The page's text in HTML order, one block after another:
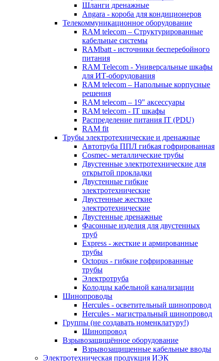
Шланги дренажные
Angara - короба для кондиционеров
Телекоммуникационное оборудование
RAM telecom – Структурированные
кабельные системы
RAMbatt - источники бесперебойного
питания
RAM Telecom - Универсальные шкафы
для ИТ-оборудования
RAM telecom – Напольные корпусные
решения
RAM telecom – 19" аксессуары
RAM telecom - IT шкафы
Распределение питания IT (PDU)
RAM fit
Трубы электротехнические и дренажные
Автотруба ППЛ гибкая гофрированная
Cosmec- металлические трубы
Двустенные электротехнические для
открытой прокладки
Двустенные гибкие
электротехнические
Двустенные жесткие
электротехнические
Двустенные дренажные
Фасонные изделия для двустенных
труб
Express - жесткие и армированные
трубы
Octopus - гибкие гофрированные
трубы
Электротруба
Колодцы кабельной канализации
Шинопроводы
Hercules - осветительный шинопровод
Hercules - магистральный шинопровод
Группы (не создавать номенклатуру!)
Шинопровод
Взрывозащищённое оборудование
Взрывозащищенные кабельные вводы
Электротехническая продукция ИЭК